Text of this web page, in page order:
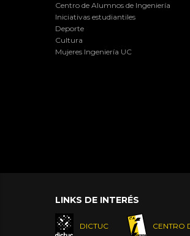
Centro de Alumnos de Ingeniería
Iniciativas estudiantiles
Deporte
Cultura
Mujeres Ingeniería UC
LINKS DE INTERÉS
DICTUC CENTRO